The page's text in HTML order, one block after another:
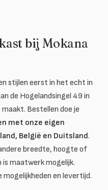
bij Mokana
stijlen eerst in het echt in
de Hogelandsingel 49 in
Bestellen doe je
met onze eigen
België en Duitsland.
breedte, hoogte of
is maatwerk mogelijk.
en levertijd.